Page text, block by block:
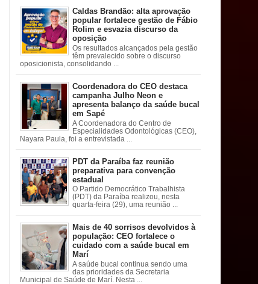
Caldas Brandão: alta aprovação
popular fortalece gestão de Fábio
Rolim e esvazia discurso da
oposição
Os resultados alcançados pela gestão
têm prevalecido sobre o discurso
oposicionista, consolidando ...
Coordenadora do CEO destaca
campanha Julho Neon e
apresenta balanço da saúde bucal
em Sapé
A Coordenadora do Centro de
Especialidades Odontológicas (CEO),
Nayara Paula, foi a entrevistada ...
PDT da Paraíba faz reunião
preparativa para convenção
estadual
O Partido Democrático Trabalhista
(PDT) da Paraíba realizou, nesta
quarta-feira (29), uma reunião ...
Mais de 40 sorrisos devolvidos à
população: CEO fortalece o
cuidado com a saúde bucal em
Marí
A saúde bucal continua sendo uma
das prioridades da Secretaria
Municipal de Saúde de Marí. Nesta ...